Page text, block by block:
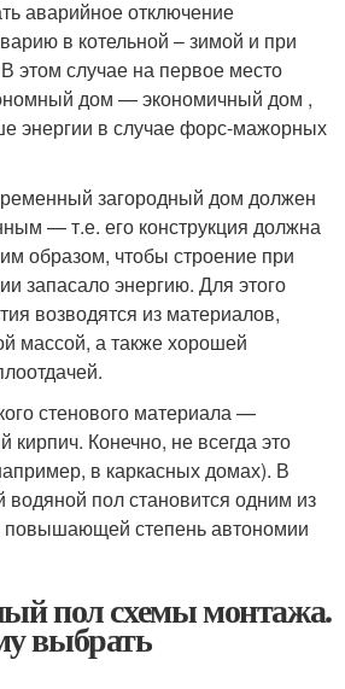
аварийное отключение
в котельной – зимой и при
этом случае на первое место
дом — экономичный дом ,
энергии в случае форс-мажорных
загородный дом должен
— т.е. его конструкция должна
образом, чтобы строение при
запасало энергию. Для этого
возводятся из материалов,
массой, а также хорошей
стенового материала —
Конечно, не всегда это
в каркасных домах). В
водяной пол становится одним из
повышающей степень автономии
пол схемы монтажа.
выбрать